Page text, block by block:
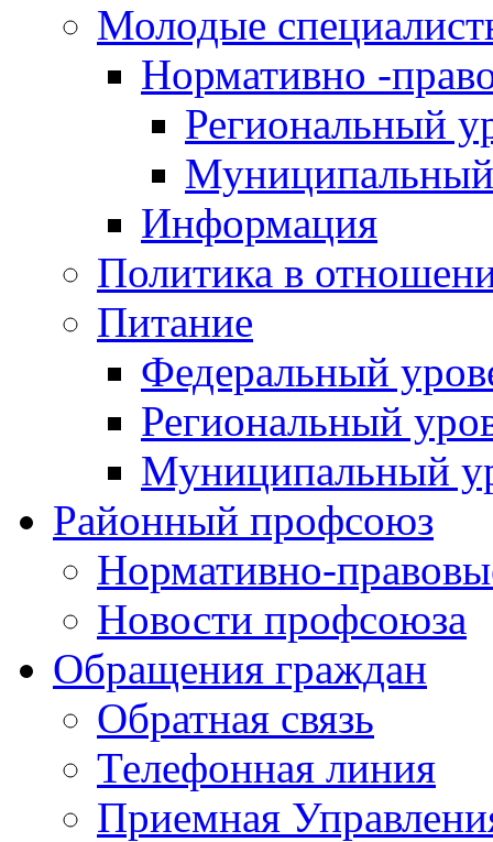
Молодые
Нормативно -
Региональный
Информация
Политика в
Питание
Федеральный
Региональный
Муниципальный
Районный профсоюз
Нормативно-
Новости профсоюза
Обращения граждан
Обратная связь
Телефонная линия
Приемная